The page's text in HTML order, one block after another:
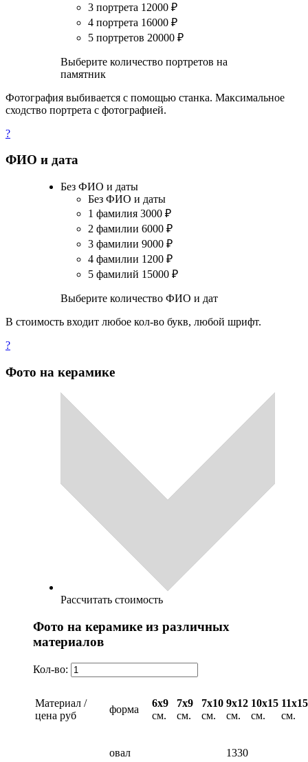
3 портрета 12000 ₽
4 портрета 16000 ₽
5 портретов 20000 ₽
Выберите количество портретов на
памятник
Фотография выбивается с помощью станка. Максимальное
сходство портрета с фотографией.
?
ФИО и дата
Без ФИО и даты
Без ФИО и даты
1 фамилия 3000 ₽
2 фамилии 6000 ₽
3 фамилии 9000 ₽
4 фамилии 1200 ₽
5 фамилий 15000 ₽
Выберите количество ФИО и дат
В стоимость входит любое кол-во букв, любой шрифт.
?
Фото на керамике
Рассчитать стоимость
Фото на керамике из различных
материалов
Кол-во:
Материал /
цена руб
форма
6х9
см.
7х9
см.
7х10
см.
9х12
см.
10х15
см.
11х15
см.
овал 1330